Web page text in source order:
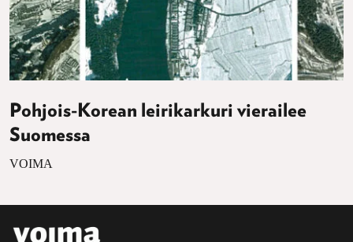
Pohjois-Korean leirikarkuri vierailee
Suomessa
VOIMA